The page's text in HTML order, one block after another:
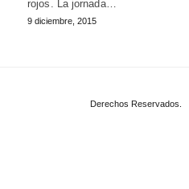
rojos. La jornada…
9 diciembre, 2015
Derechos Reservados.